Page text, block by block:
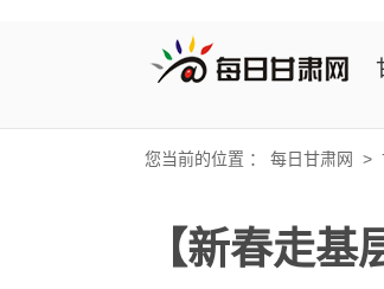
您当前的位置 ： 每日甘肃网 >
【新春走